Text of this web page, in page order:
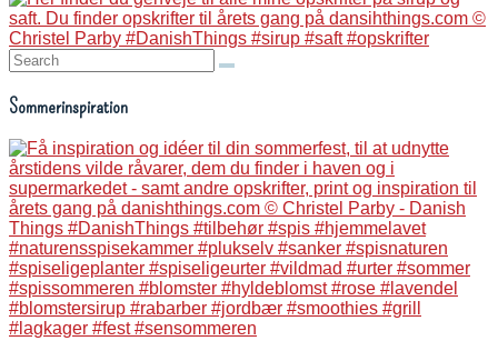
Search:
Sommerinspiration